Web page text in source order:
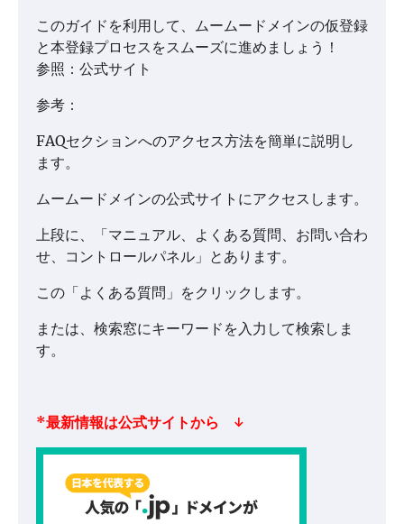
このガイドを利用して、ムームードメインの仮登録
と本登録プロセスをスムーズに進めましょう！
参照：公式サイト
参考：
FAQセクションへのアクセス方法を簡単に説明し
ます。
ムームードメインの公式サイトにアクセスします。
上段に、「マニュアル、よくある質問、お問い合わ
せ、コントロールパネル」とあります。
この「よくある質問」をクリックします。
または、検索窓にキーワードを入力して検索しま
す。
*最新情報は公式サイトから ↓